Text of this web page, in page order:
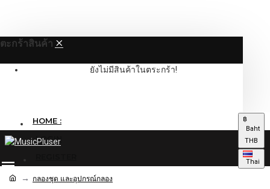
ตะกร้าสินค้า
ยังไม่มีสินค้าในตระกร้า!
HOME :
LOGIN
฿
Baht
THB
Thai
กลองชุด และอุปกรณ์กลอง